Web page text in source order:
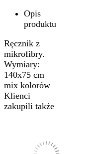
Opis
produktu
Ręcznik z
mikrofibry.
Wymiary:
140x75 cm
mix kolorów
Klienci
zakupili także